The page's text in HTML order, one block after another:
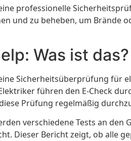
professionelle
und zu beheben, um Brände
Was ist das?
Sicherheitsüberprüfung für
führen den E-Check
Prüfung regelmäßig
verschiedene Tests an
Dieser Bericht zeigt, ob alle